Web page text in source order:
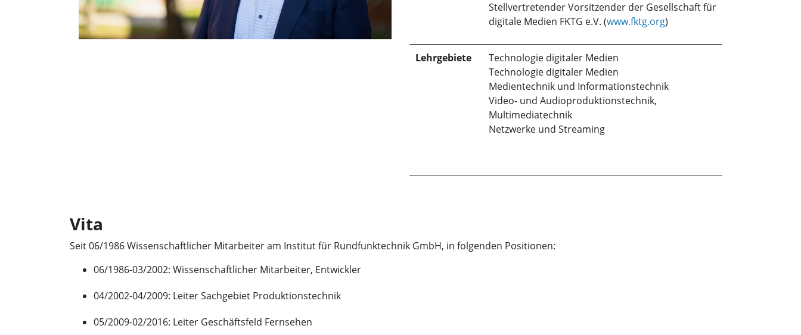
Stellvertretender Vorsitzender der Gesellschaft für
digitale Medien FKTG e.V. (www.fktg.org)
Lehrgebiete
Technologie digitaler Medien
Technologie digitaler Medien
Medientechnik und Informationstechnik
Video- und Audioproduktionstechnik,
Multimediatechnik
Netzwerke und Streaming
Vita
Seit 06/1986 Wissenschaftlicher Mitarbeiter am Institut für Rundfunktechnik GmbH, in folgenden Positionen:
06/1986-03/2002: Wissenschaftlicher Mitarbeiter, Entwickler
04/2002-04/2009: Leiter Sachgebiet Produktionstechnik
05/2009-02/2016: Leiter Geschäftsfeld Fernsehen